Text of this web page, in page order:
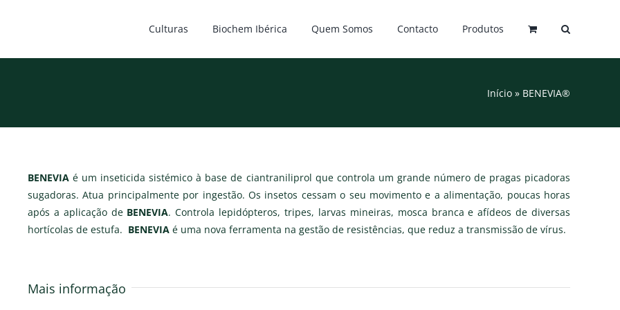
Culturas Biochem Ibérica Quem Somos Contacto Produtos
Início » BENEVIA®
BENEVIAé um inseticida sistémico à base de ciantraniliprol que controla um grande número de pragas picadoras
sugadoras. Atua principalmente por ingestão. Os insetos cessam o seu movimento e a alimentação, poucas horas
após a aplicação de BENEVIA. Controla lepidópteros, tripes, larvas mineiras, mosca branca e afídeos de diversas
hortícolas de estufa. BENEVIAé uma nova ferramenta na gestão de resistências, que reduz a transmissão de vírus.
Mais informação